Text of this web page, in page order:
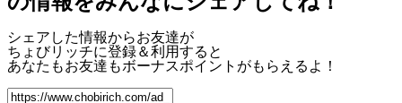
シェアした情報からお友達が
ちょびリッチに登録＆利用すると
あなたもお友達もボーナスポイント がもらえるよ！